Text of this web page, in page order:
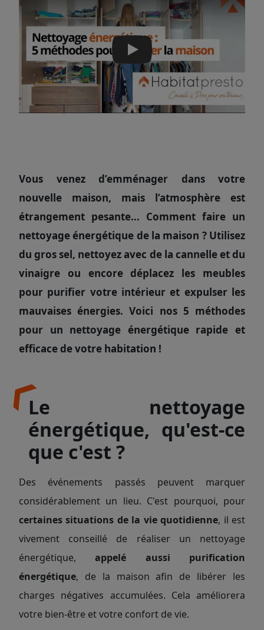
Play
Vous venez d’emménager dans votre
nouvelle maison, mais l’atmosphère est
étrangement pesante... Comment faire un
nettoyage énergétique de la maison ? Utilisez
du gros sel, nettoyez avec de la cannelle et du
vinaigre ou encore déplacez les meubles
pour purifier votre intérieur et expulser les
mauvaises énergies. Voici nos 5 méthodes
pour un nettoyage énergétique rapide et
efficace de votre habitation !
Le nettoyage
énergétique, qu'est-ce
que c'est ?
Des événements passés peuvent marquer
considérablement un lieu. C'est pourquoi, pour
certaines situations de la vie quotidienne, il est
vivement conseillé de réaliser un nettoyage
énergétique,appelé aussi purification
énergétique, de la maison afin de libérer les
charges négatives accumulées. Cela améliorera
votre bien-être et votre confort de vie.